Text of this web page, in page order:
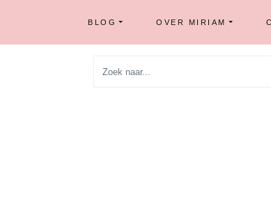
BLOG OVER MIRIAM